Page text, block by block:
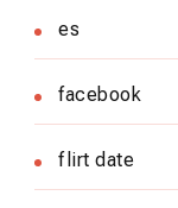
es
facebook
flirt date